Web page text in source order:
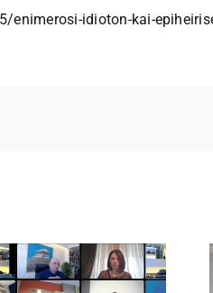
idioton-kai-